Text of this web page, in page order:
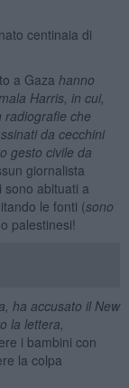
centinaia di
a Gaza hanno
Harris, in cui,
radiografie che
da cecchini
gesto civile da
giornalista
sono abituati a
le fonti (sono
palestinesi!
ha accusato il New
la lettera,
i bambini con
la colpa